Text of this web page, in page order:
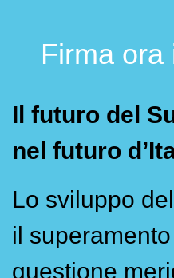
Firma ora
Il futuro del
nel futuro
Lo sviluppo
il
questione